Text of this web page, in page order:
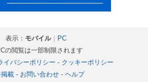
表示： モバイル｜
PC
の閲覧は一部制限されます
イバシーポリシー - クッキーポリシー
載- お問い合わせ- ヘルプ